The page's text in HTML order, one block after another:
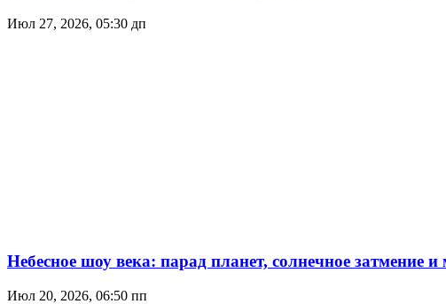
Июл 27, 2026, 05:30 дп
Небесное шоу века: парад планет, солнечное затмение
Июл 20, 2026, 06:50 пп